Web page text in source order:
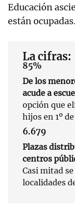
Educación
están ocupadas.
La cifras:
85%
De los
acude a
opción que
hijos en 1º
6.679
Plazas
centros
Casi mitad
localidades